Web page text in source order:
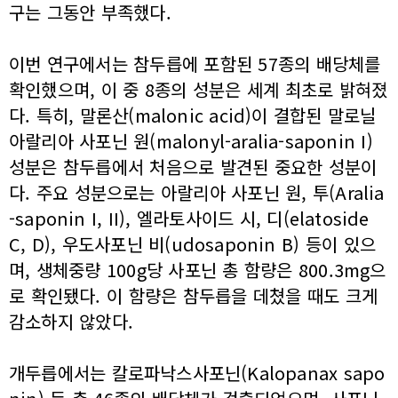
구는 그동안 부족했다.
이번 연구에서는 참두릅에 포함된 57종의 배당체를
확인했으며, 이 중 8종의 성분은 세계 최초로 밝혀졌
다. 특히, 말론산(malonic acid)이 결합된 말로닐
아랄리아 사포닌 원(malonyl-aralia-saponin I)
성분은 참두릅에서 처음으로 발견된 중요한 성분이
다. 주요 성분으로는 아랄리아 사포닌 원, 투(Aralia
-saponin I, II), 엘라토사이드 시, 디(elatoside
C, D), 우도사포닌 비(udosaponin B) 등이 있으
며, 생체중량 100g당 사포닌 총 함량은 800.3mg으
로 확인됐다. 이 함량은 참두릅을 데쳤을 때도 크게
감소하지 않았다.
개두릅에서는 칼로파낙스사포닌(Kalopanax sapo